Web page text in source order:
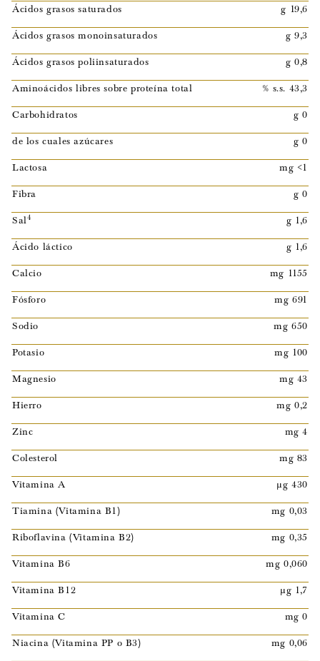
Ácidos grasos saturados
g 19,6
Ácidos grasos monoinsaturados
g 9,3
Ácidos grasos poliinsaturados
g 0,8
Aminoácidos libres sobre proteína total
% s.s. 43,3
Carbohidratos
g 0
de los cuales azúcares
g 0
Lactosa
mg <1
Fibra
g 0
Sal4
g 1,6
Ácido láctico
g 1,6
Calcio
mg 1155
Fósforo
mg 691
Sodio
mg 650
Potasio
mg 100
Magnesio
mg 43
Hierro
mg 0,2
Zinc
mg 4
Colesterol
mg 83
Vitamina A
µg 430
Tiamina (Vitamina B1)
mg 0,03
Riboflavina (Vitamina B2)
mg 0,35
Vitamina B6
mg 0,060
Vitamina B12
µg 1,7
Vitamina C
mg 0
Niacina (Vitamina PP o B3)
mg 0,06